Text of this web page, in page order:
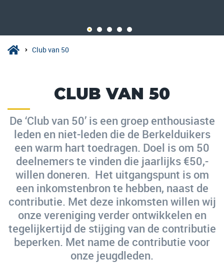
Club van 50
CLUB VAN 50
De ‘Club van 50’ is een groep enthousiaste
leden en niet-leden die de Berkelduikers
een warm hart toedragen. Doel is om 50
deelnemers te vinden die jaarlijks €50,-
willen doneren. Het uitgangspunt is om
een inkomstenbron te hebben, naast de
contributie. Met deze inkomsten willen wij
onze vereniging verder ontwikkelen en
tegelijkertijd de stijging van de contributie
beperken. Met name de contributie voor
onze jeugdleden.